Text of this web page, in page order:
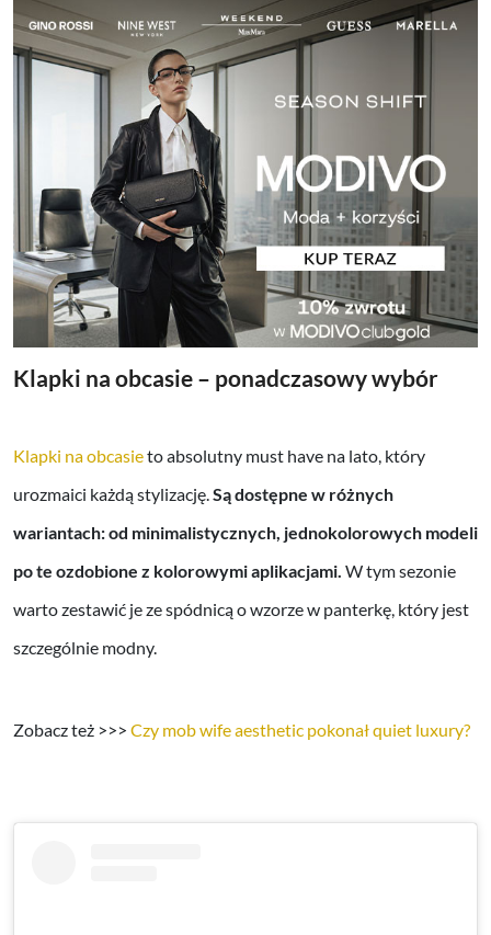
Klapki na obcasie – ponadczasowy wybór
Klapki na obcasieto absolutny must have na lato, który
urozmaici każdą stylizację.Są dostępne w różnych
wariantach: od minimalistycznych, jednokolorowych modeli
po te ozdobione z kolorowymi aplikacjami. W tym sezonie
warto zestawić je ze spódnicą o wzorze w panterkę, który jest
szczególnie modny.
Zobacz też >>> Czy mob wife aesthetic pokonał quiet luxury?